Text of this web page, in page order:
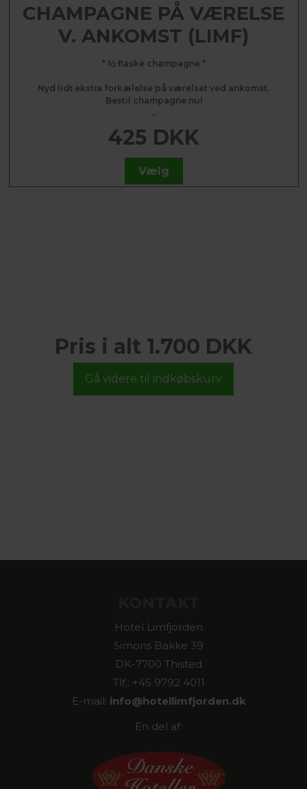
CHAMPAGNE PÅ VÆRELSE
V. ANKOMST (LIMF)
* ½ flaske champagne *
Nyd lidt ekstra forkælelse på værelset ved ankomst.
Bestil champagne nu!
...
425 DKK
Vælg
Pris i alt 1.700 DKK
Hotel Limfjorden
Simons Bakke 39
DK-7700 Thisted
Tlf.: +45 9792 4011
E-mail: info@hotellimfjorden.dk
En del af: